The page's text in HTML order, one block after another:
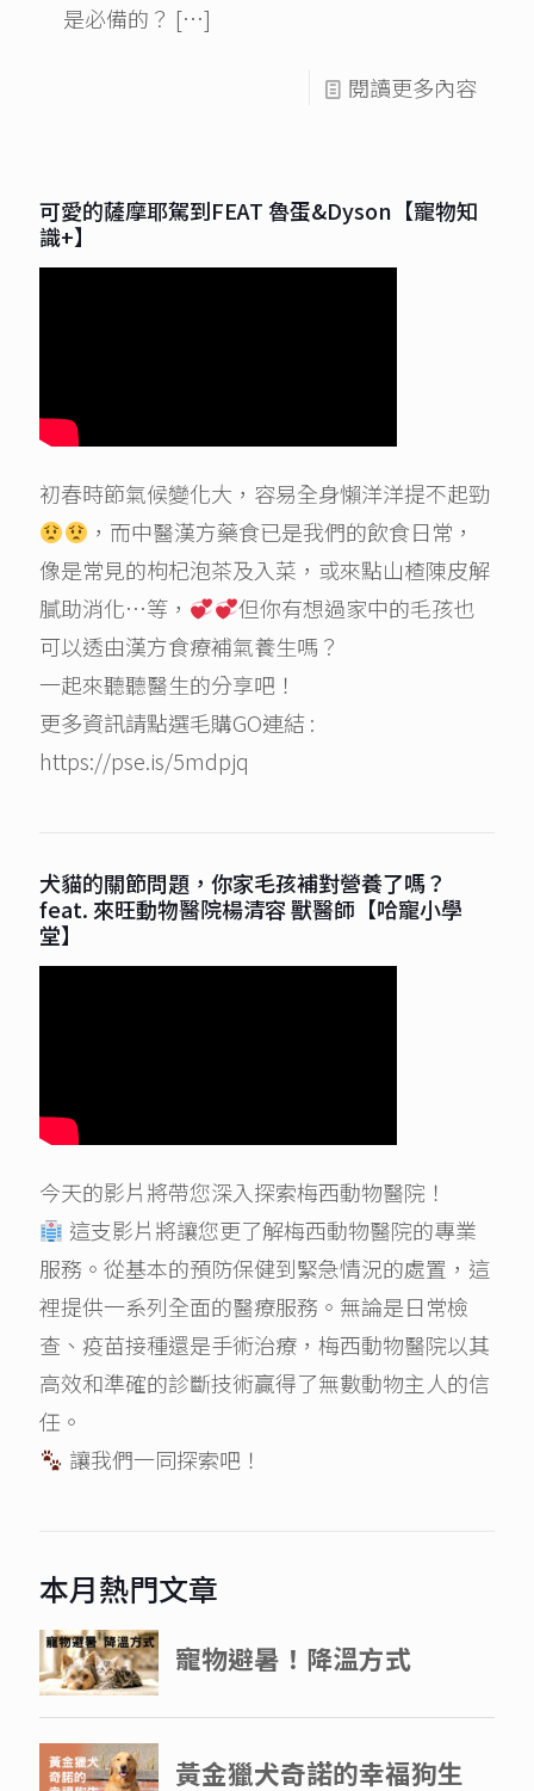
是必備的？ […]
閱讀更多內容
可愛的薩摩耶駕到FEAT 魯蛋&Dyson【寵物知
識+】
初春時節氣候變化大，容易全身懶洋洋提不起勁
，而中醫漢方藥食已是我們的飲食日常，
像是常見的枸杞泡茶及入菜，或來點山楂陳皮解
膩助消化…等，
但你有想過家中的毛孩也
可以透由漢方食療補氣養生嗎？
一起來聽聽醫生的分享吧！
更多資訊請點選毛購GO連結 :
https://pse.is/5mdpjq
犬貓的關節問題，你家毛孩補對營養了嗎？
feat. 來旺動物醫院楊清容 獸醫師【哈寵小學
堂】
今天的影片將帶您深入探索梅西動物醫院！
這支影片將讓您更了解梅西動物醫院的專業
服務。從基本的預防保健到緊急情況的處置，這
裡提供一系列全面的醫療服務。無論是日常檢
查、疫苗接種還是手術治療，梅西動物醫院以其
高效和準確的診斷技術贏得了無數動物主人的信
任。
讓我們一同探索吧！
本月熱門文章